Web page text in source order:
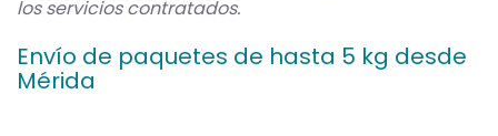
los servicios contratados.
Envío de paquetes de hasta 5 kg desde
Mérida